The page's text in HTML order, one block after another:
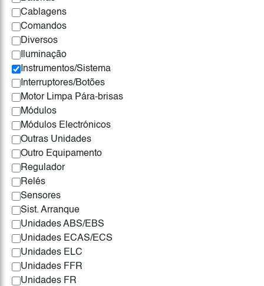
Cablagens
Comandos
Diversos
Iluminação
Instrumentos/Sistema
Interruptores/Botões
Motor Limpa Pára-brisas
Módulos
Módulos Electrónicos
Outras Unidades
Outro Equipamento
Regulador
Relés
Sensores
Sist. Arranque
Unidades ABS/EBS
Unidades ECAS/ECS
Unidades ELC
Unidades FFR
Unidades FR